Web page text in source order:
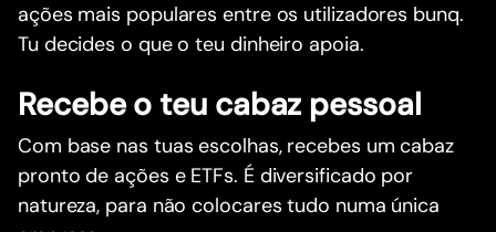
ações mais populares entre os utilizadores bunq.
Tu decides o que o teu dinheiro apoia.
Recebe o teu cabaz pessoal
Com base nas tuas escolhas, recebes um cabaz
pronto de ações e ETFs. É diversificado por
natureza, para não colocares tudo numa única